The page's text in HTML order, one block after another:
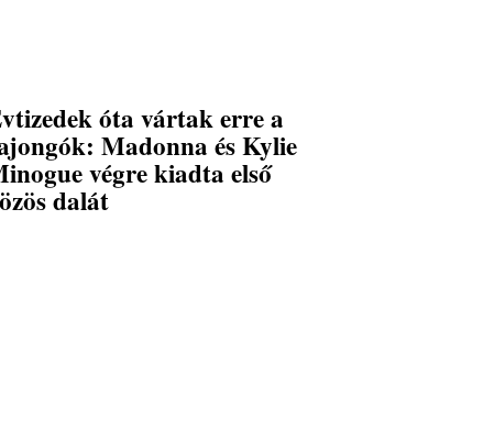
óta vártak erre a
Madonna és Kylie
végre kiadta első
dalát